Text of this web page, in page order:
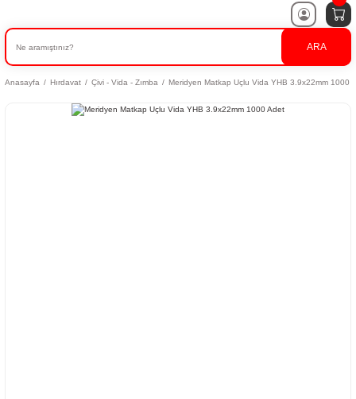
ARA
Anasayfa Hırdavat Çivi - Vida - Zımba Meridyen Matkap Uçlu Vida YHB 3.9x22mm 1000